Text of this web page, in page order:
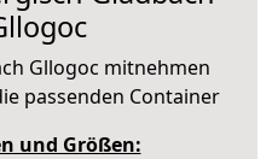
Gllogoc mitnehmen
passenden Container
und Größen: